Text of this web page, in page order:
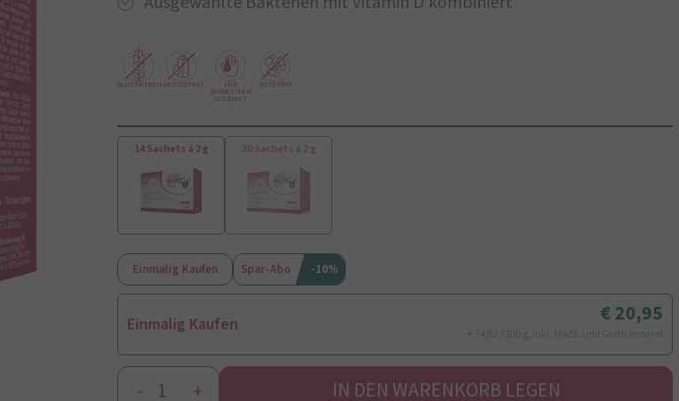
GLUTENFREILAKTOSEFREI FÜR
DIABETIKER
GEEIGNET
HEFEFREI
14 Sachets á 2 g 30 Sachets á 2 g
Einmalig Kaufen Spar-Abo -10%
Einmalig Kaufen 20,95
€ 74,82 / 100 g, inkl. MwSt. und Gratis Versand
- +
IN DEN WARENKORB LEGEN